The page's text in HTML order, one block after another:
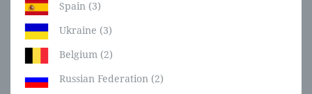
Spain (3)
Ukraine (3)
Belgium (2)
Russian Federation (2)